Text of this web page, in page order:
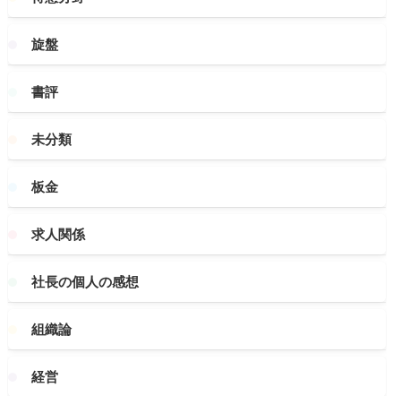
旋盤
書評
未分類
板金
求人関係
社長の個人の感想
組織論
経営